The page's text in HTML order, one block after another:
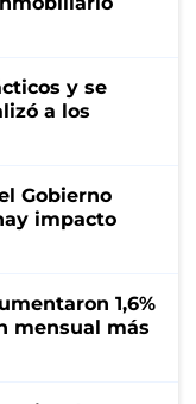
y se
a los
Gobierno
impacto
1,6%
mensual más